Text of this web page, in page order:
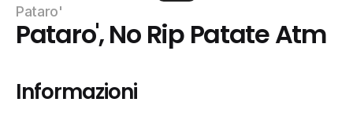
Pataro'
Pataro', No Rip Patate Atm
Informazioni